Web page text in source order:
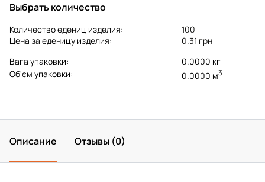
Выбрать количество
Количество едениц изделия:
100
Цена за еденицу изделия:
0.31 грн
Вага упаковки:
0.0000 кг
Об'єм упаковки:
0.0000 м3
Описание Отзывы (0)